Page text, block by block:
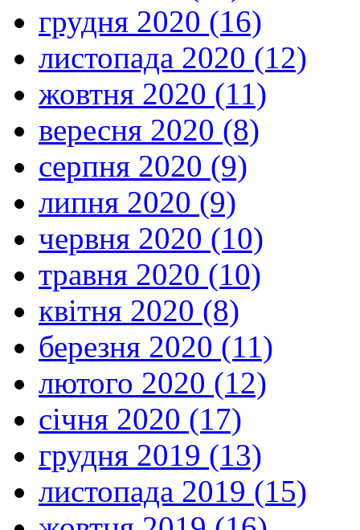
грудня 2020 (16)
листопада 2020 (12)
жовтня 2020 (11)
вересня 2020 (8)
серпня 2020 (9)
липня 2020 (9)
червня 2020 (10)
травня 2020 (10)
квітня 2020 (8)
березня 2020 (11)
лютого 2020 (12)
січня 2020 (17)
грудня 2019 (13)
листопада 2019 (15)